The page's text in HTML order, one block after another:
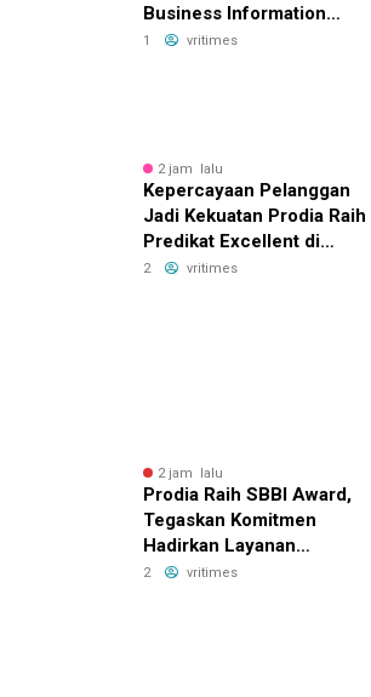
Business Information
System untuk Karier
1 vritimes
2 jam lalu
Kepercayaan Pelanggan
Jadi Kekuatan Prodia Raih
Predikat Excellent di
Indonesia Original Brand
2 vritimes
2 jam lalu
Prodia Raih SBBI Award,
Tegaskan Komitmen
Hadirkan Layanan
Kesehatan Berkualitas
2 vritimes